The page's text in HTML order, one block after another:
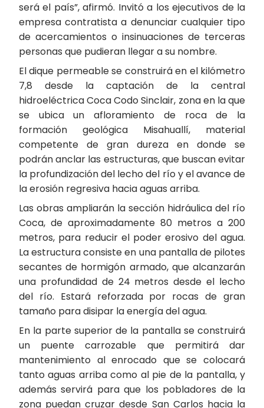
será el país”, afirmó. Invitó a los ejecutivos de la
empresa contratista a denunciar cualquier tipo
de acercamientos o insinuaciones de terceras
personas que pudieran llegar a su nombre.
El dique permeable se construirá en el kilómetro
7,8 desde la captación de la central
hidroeléctrica Coca Codo Sinclair, zona en la que
se ubica un afloramiento de roca de la
formación geológica Misahuallí, material
competente de gran dureza en donde se
podrán anclar las estructuras, que buscan evitar
la profundización del lecho del río y el avance de
la erosión regresiva hacia aguas arriba.
Las obras ampliarán la sección hidráulica del río
Coca, de aproximadamente 80 metros a 200
metros, para reducir el poder erosivo del agua.
La estructura consiste en una pantalla de pilotes
secantes de hormigón armado, que alcanzarán
una profundidad de 24 metros desde el lecho
del río. Estará reforzada por rocas de gran
tamaño para disipar la energía del agua.
En la parte superior de la pantalla se construirá
un puente carrozable que permitirá dar
mantenimiento al enrocado que se colocará
tanto aguas arriba como al pie de la pantalla, y
además servirá para que los pobladores de la
zona puedan cruzar desde San Carlos hacia la